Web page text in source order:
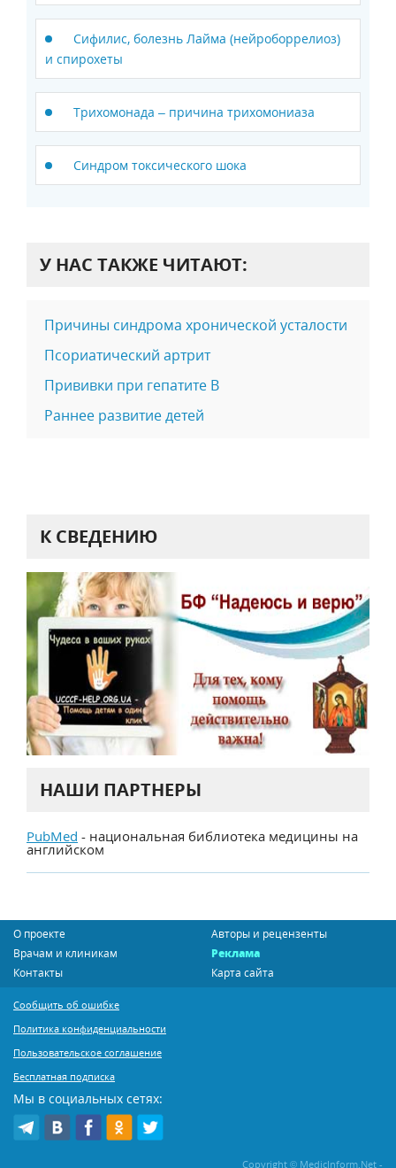
Сифилис, болезнь Лайма (нейроборрелиоз)
и спирохеты
Трихомонада – причина трихомониаза
Синдром токсического шока
У НАС ТАКЖЕ ЧИТАЮТ:
Причины cиндрома хронической усталости
Псориатический артрит
Прививки при гепатите B
Раннее развитие детей
К СВЕДЕНИЮ
НАШИ ПАРТНЕРЫ
PubMed - национальная библиотека медицины на
английском
О проекте
Авторы и рецензенты
Врачам и клиникам
Реклама
Контакты
Карта сайта
Сообщить об ошибке
Политика конфиденциальности
Пользовательское соглашение
Бесплатная подписка
Мы в социальных сетях:
Copyright © MedicInform.Net -